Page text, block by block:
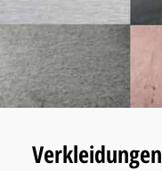
Verkleidungen